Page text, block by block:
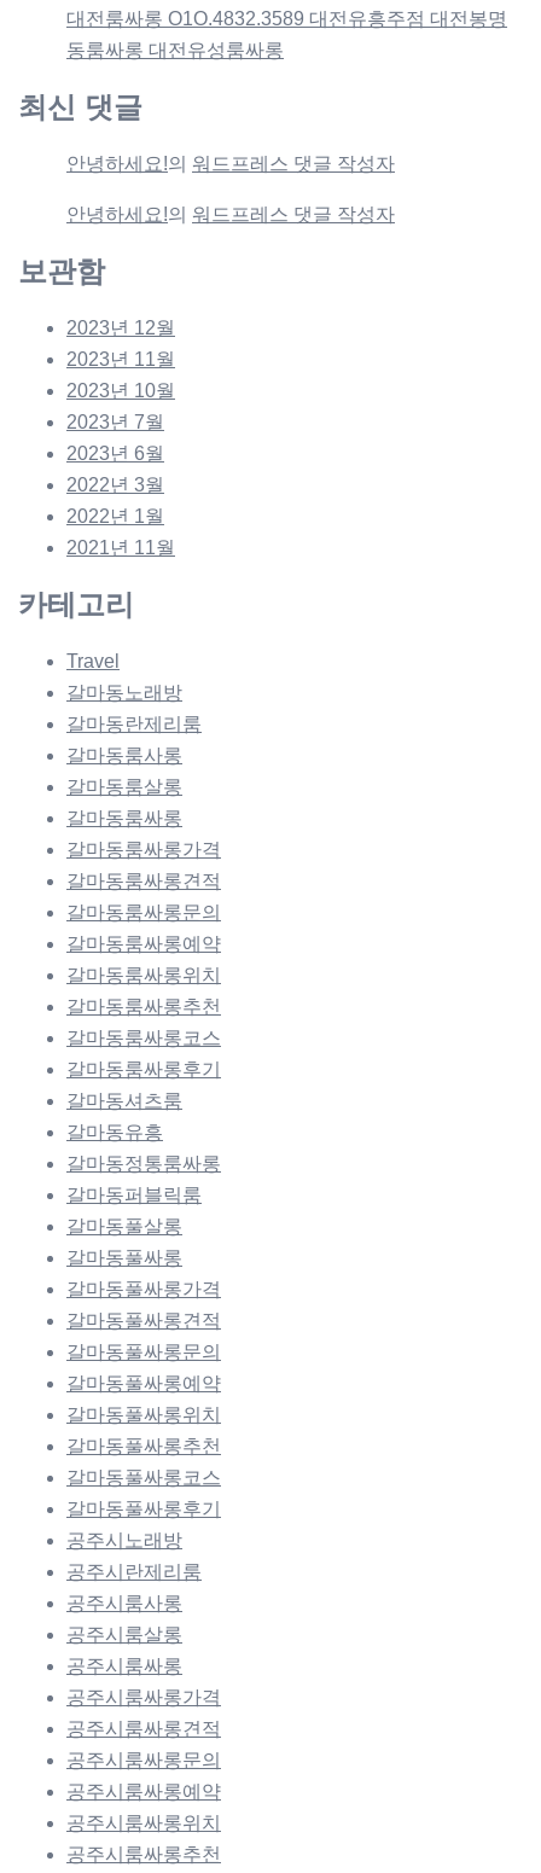
대전룸싸롱 O1O.4832.3589 대전유흥주점 대전봉명
동룸싸롱 대전유성룸싸롱
최신 댓글
안녕하세요!의 워드프레스 댓글 작성자
안녕하세요!의 워드프레스 댓글 작성자
보관함
2023년 12월
2023년 11월
2023년 10월
2023년 7월
2023년 6월
2022년 3월
2022년 1월
2021년 11월
카테고리
Travel
갈마동노래방
갈마동란제리룸
갈마동룸사롱
갈마동룸살롱
갈마동룸싸롱
갈마동룸싸롱가격
갈마동룸싸롱견적
갈마동룸싸롱문의
갈마동룸싸롱예약
갈마동룸싸롱위치
갈마동룸싸롱추천
갈마동룸싸롱코스
갈마동룸싸롱후기
갈마동셔츠룸
갈마동유흥
갈마동정통룸싸롱
갈마동퍼블릭룸
갈마동풀살롱
갈마동풀싸롱
갈마동풀싸롱가격
갈마동풀싸롱견적
갈마동풀싸롱문의
갈마동풀싸롱예약
갈마동풀싸롱위치
갈마동풀싸롱추천
갈마동풀싸롱코스
갈마동풀싸롱후기
공주시노래방
공주시란제리룸
공주시룸사롱
공주시룸살롱
공주시룸싸롱
공주시룸싸롱가격
공주시룸싸롱견적
공주시룸싸롱문의
공주시룸싸롱예약
공주시룸싸롱위치
공주시룸싸롱추천